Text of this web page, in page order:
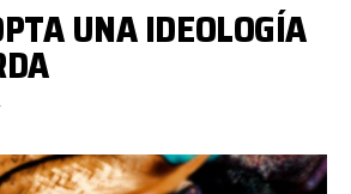
UNA IDEOLOGÍA